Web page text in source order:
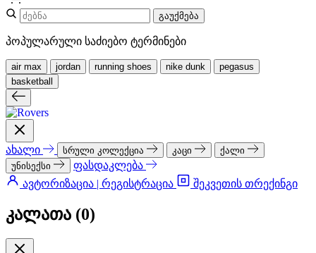
გაუქმება
პოპულარული საძიებო ტერმინები
air max jordan running shoes nike dunk
pegasus
basketball
ახალი სრული კოლექცია კაცი
ქალი
უნისექსი
ფასდაკლება
ავტორიზაცია | რეგისტრაცია
შეკვეთის თრექინგი
კალათა (0)